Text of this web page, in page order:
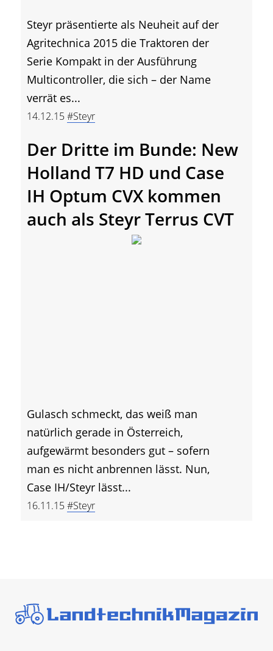
Steyr präsentierte als Neuheit auf der
Agritechnica 2015 die Traktoren der
Serie Kompakt in der Ausführung
Multicontroller, die sich – der Name
verrät es...
14.12.15#Steyr
Der Dritte im Bunde: New
Holland T7 HD und Case
IH Optum CVX kommen
auch als Steyr Terrus CVT
Gulasch schmeckt, das weiß man
natürlich gerade in Österreich,
aufgewärmt besonders gut – sofern
man es nicht anbrennen lässt. Nun,
Case IH/Steyr lässt...
16.11.15#Steyr